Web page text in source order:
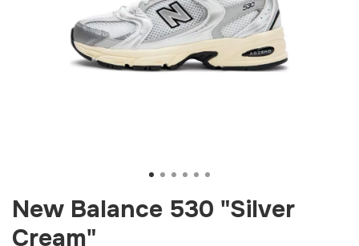
New Balance 530 "Silver
Cream"